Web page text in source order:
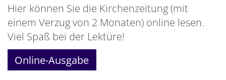
Hier können Sie die Kirchenzeitung (mit
einem Verzug von 2 Monaten) online lesen.
Viel Spaß bei der Lektüre!
Online-Ausgabe